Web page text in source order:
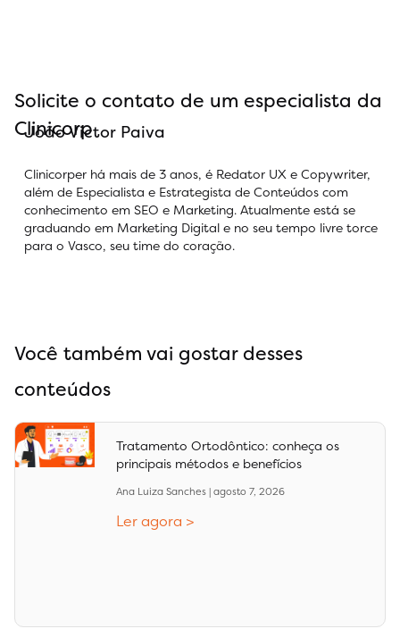
Solicite o contato de um especialista da
Clinicorp
João Victor Paiva
Clinicorper há mais de 3 anos, é Redator UX e Copywriter,
além de Especialista e Estrategista de Conteúdos com
conhecimento em SEO e Marketing. Atualmente está se
graduando em Marketing Digital e no seu tempo livre torce
para o Vasco, seu time do coração.
Você também vai gostar desses
conteúdos
Tratamento Ortodôntico: conheça os
principais métodos e benefícios
Ana Luiza Sanches agosto 7, 2026
Ler agora >